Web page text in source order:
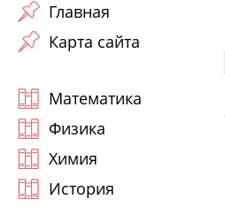
Главная
Карта сайта
Математика
Физика
Химия
История